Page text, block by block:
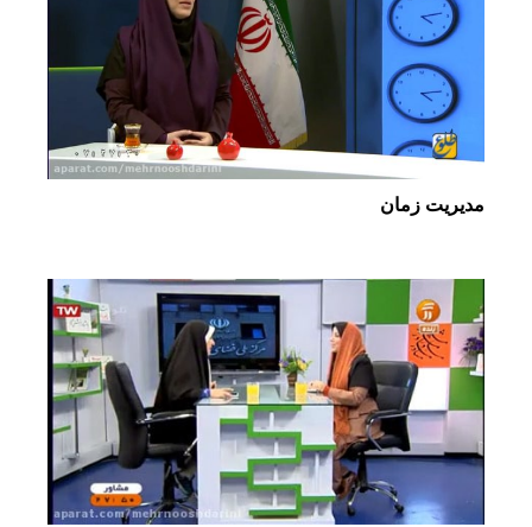
مدیریت زمان